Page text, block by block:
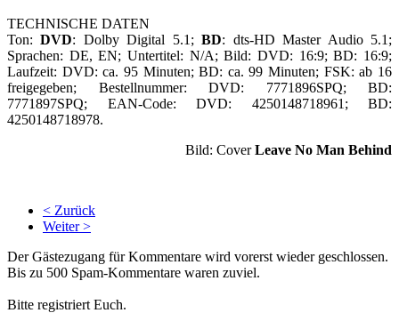
TECHNISCHE DATEN
Ton:DVD: Dolby Digital 5.1;BD: dts-HD Master Audio 5.1;
Sprachen: DE, EN; Untertitel: N/A; Bild: DVD: 16:9; BD: 16:9;
Laufzeit: DVD: ca. 95 Minuten; BD: ca. 99 Minuten; FSK: ab 16
freigegeben; Bestellnummer: DVD: 7771896SPQ; BD:
7771897SPQ; EAN-Code: DVD: 4250148718961; BD:
4250148718978.
Bild: CoverLeave No Man Behind
< Zurück
Weiter >
Der Gästezugang für Kommentare wird vorerst wieder geschlossen.
Bis zu 500 Spam-Kommentare waren zuviel.
Bitte registriert Euch.